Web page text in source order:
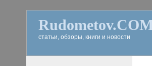
статьи, обзоры, книги и новости